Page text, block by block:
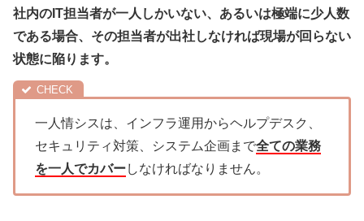
社内のIT担当者が一人しかいない、あるいは極端に少人数
である場合、その担当者が出社しなければ現場が回らない
状態に陥ります。
一人情シスは、インフラ運用からヘルプデスク、
セキュリティ対策、システム企画まで全ての業務
を一人でカバーしなければなりません。